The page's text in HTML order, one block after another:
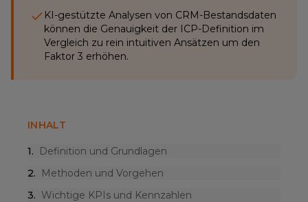
KI-gestützte Analysen von CRM-Bestandsdaten
können die Genauigkeit der ICP-Definition im
Vergleich zu rein intuitiven Ansätzen um den
Faktor 3 erhöhen.
INHALT
1.
Definition und Grundlagen
2.
Methoden und Vorgehen
3. Wichtige KPIs und Kennzahlen